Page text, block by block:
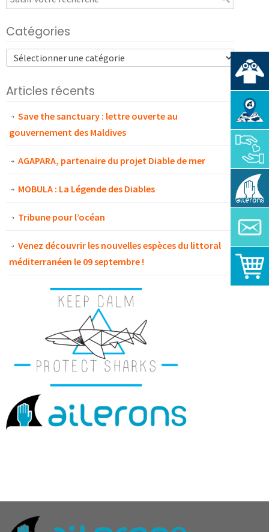
Catégories
Articles récents
Save the sanctuary : lettre ouverte au
gouvernement des Maldives
AGAPARA, partenaire du projet Diable de mer
MOBULA : La Légende des Diables
Tribune pour l’océan
Venez découvrir les nouvelles espèces du littoral
méditerranéen le 09 septembre !